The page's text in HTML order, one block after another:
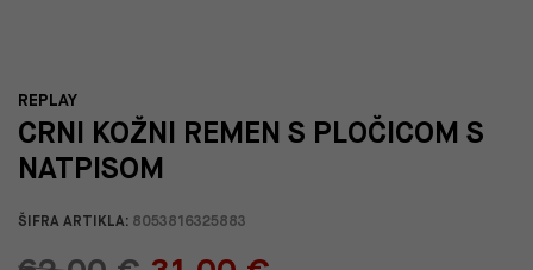
REPLAY
CRNI KOŽNI REMEN S PLOČICOM S
NATPISOM
ŠIFRA ARTIKLA: 8053816325883